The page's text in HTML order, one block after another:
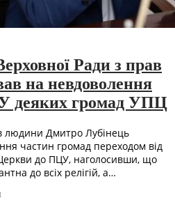
Ради з прав
на невдоволення
деяких громад УПЦ
людини Дмитро Лубінець
частин громад переходом від
до ПЦУ, наголосивши, що
до всіх релігій, а…